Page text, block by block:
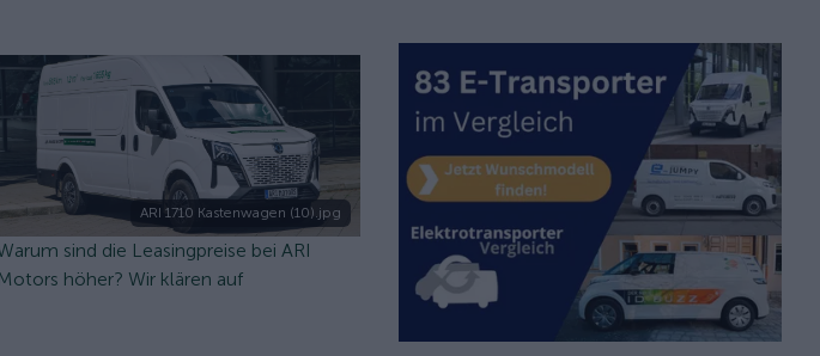
ARI 1710 Kastenwagen (10).jpg
sind die Leasingpreise bei ARI
höher? Wir klären auf